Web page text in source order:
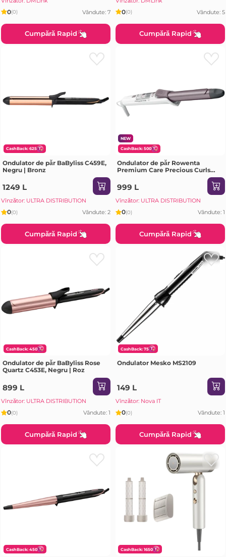
0(0) Vândute: 7
Cumpără Rapid
0(0) Vândute: 5
Cumpără Rapid
CashBack: 625
Ondulator de păr BaByliss C459E,
Negru | Bronz
1249 L
Vînzător: ULTRA DISTRIBUTION
0(0) Vândute: 2
Cumpără Rapid
NEW
CashBack: 500
Ondulator de păr Rowenta
Premium Care Precious Curls
999 L
Vînzător: ULTRA DISTRIBUTION
0(0) Vândute: 1
Cumpără Rapid
CashBack: 450
Ondulator de păr BaByliss Rose
Quartz C453E, Negru | Roz
899 L
Vînzător: ULTRA DISTRIBUTION
0(0) Vândute: 1
Cumpără Rapid
CashBack: 75
Ondulator Mesko MS2109
149 L
Vînzător: Nova IT
0(0) Vândute: 1
Cumpără Rapid
CashBack: 450 CashBack: 1650